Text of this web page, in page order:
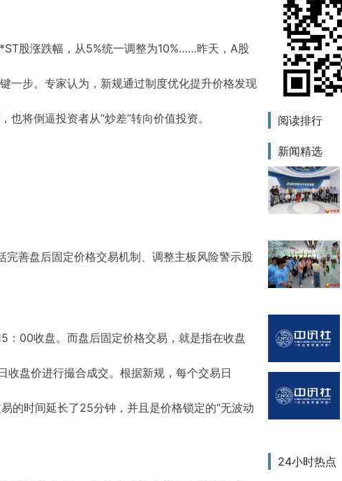
股涨跌幅，从5%统一调整为10%……昨天，A股
一步。专家认为，新规通过制度优化提升价格发现
将倒逼投资者从“炒差”转向价值投资。
善盘后固定价格交易机制、调整主板风险警示股
：00收盘。而盘后固定价格交易，就是指在收盘
收盘价进行撮合成交。根据新规，每个交易日
的时间延长了25分钟，并且是价格锁定的“无波动
阅读排行
新闻精选
24小时热点